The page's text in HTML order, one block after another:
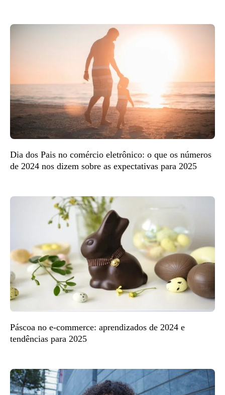
Dia dos Pais no comércio eletrônico: o que os números
de 2024 nos dizem sobre as expectativas para 2025
Páscoa no e-commerce: aprendizados de 2024 e
tendências para 2025